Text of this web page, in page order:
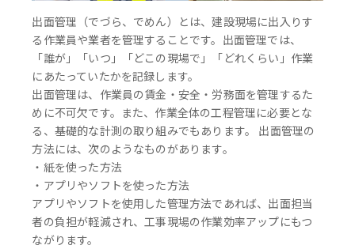
出面管理（でづら、でめん）とは、建設現場に出入りす
る作業員や業者を管理することです。出面管理では、
「誰が」「いつ」「どこの現場で」「どれくらい」作業
にあたっていたかを記録します。
出面管理は、作業員の賃金・安全・労務面を管理するた
めに不可欠です。また、作業全体の工程管理に必要とな
る、基礎的な計測の取り組みでもあります。 出面管理の
方法には、次のようなものがあります。
・紙を使った方法
・アプリやソフトを使った方法
アプリやソフトを使用した管理方法であれば、出面担当
者の負担が軽減され、工事現場の作業効率アップにもつ
ながります。